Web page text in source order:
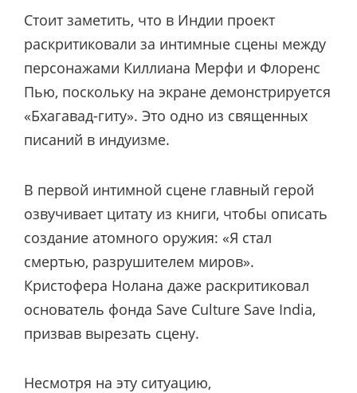
Стоит заметить, что в Индии проект
раскритиковали за интимные сцены между
персонажами Киллиана Мерфи и Флоренс
Пью, поскольку на экране демонстрируется
«Бхагавад-гиту». Это одно из священных
писаний в индуизме.
В первой интимной сцене главный герой
озвучивает цитату из книги, чтобы описать
создание атомного оружия: «Я стал
смертью, разрушителем миров».
Кристофера Нолана даже раскритиковал
основатель фонда Save Culture Save India,
призвав вырезать сцену.
Несмотря на эту ситуацию,